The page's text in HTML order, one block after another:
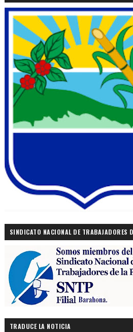
SINDICATO NACIONAL DE TRABAJADORES
TRADUCE LA NOTICIA